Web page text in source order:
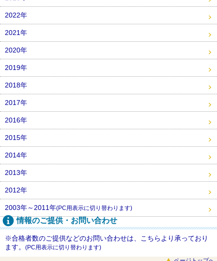
2022年
2021年
2020年
2019年
2018年
2017年
2016年
2015年
2014年
2013年
2012年
2003年～2011年(PC用表示に切り替わります)
情報のご提供・お問い合わせ
※合格者数のご提供などのお問い合わせは、こちらより承っており
ます。 (PC用表示に切り替わります)